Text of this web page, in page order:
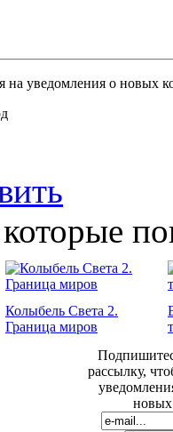
на уведомления о новых
Колыбель Света 2.
Граница миров
рассылку,
новых